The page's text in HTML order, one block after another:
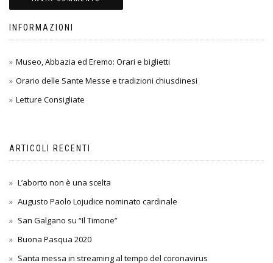
INFORMAZIONI
Museo, Abbazia ed Eremo: Orari e biglietti
Orario delle Sante Messe e tradizioni chiusdinesi
Letture Consigliate
ARTICOLI RECENTI
L’aborto non è una scelta
Augusto Paolo Lojudice nominato cardinale
San Galgano su “Il Timone”
Buona Pasqua 2020
Santa messa in streaming al tempo del coronavirus